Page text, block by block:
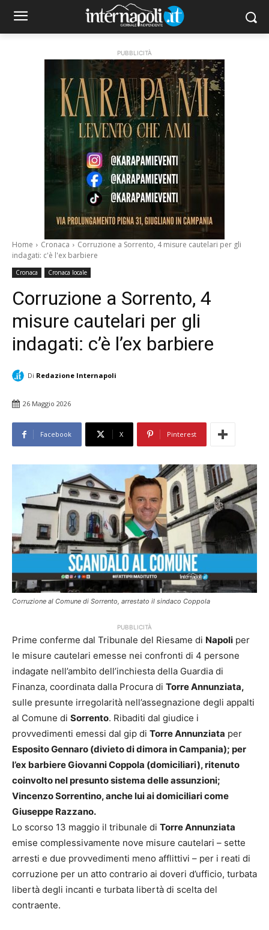
PUBBLICITÀ
Home Cronaca
Corruzione a Sorrento, 4 misure cautelari per gli
indagati: c'è l'ex barbiere
Cronaca Cronaca locale
Corruzione a Sorrento, 4
misure cautelari per gli
indagati: c’è l’ex barbiere
Di Redazione Internapoli
26 Maggio 2026
Facebook X Pinterest
Corruzione al Comune di Sorrento, arrestato il sindaco Coppola
PUBBLICITÀ
Prime conferme dal Tribunale del Riesame di Napoli per
le misure cautelari emesse nei confronti di 4 persone
indagate nell’ambito dell’inchiesta della Guardia di
Finanza, coordinata dalla Procura di Torre Annunziata,
sulle presunte irregolarità nell’assegnazione degli appalti
al Comune di Sorrento. Ribaditi dal giudice i
provvedimenti emessi dal gip di Torre Annunziata per
Esposito Gennaro (divieto di dimora in Campania); per
l’ex barbiere Giovanni Coppola (domiciliari), ritenuto
coinvolto nel presunto sistema delle assunzioni;
Vincenzo Sorrentino, anche lui ai domiciliari come
Giuseppe Razzano.
Lo scorso 13 maggio il tribunale di Torre Annunziata
emise complessivamente nove misure cautelari – sette
arresti e due provvedimenti meno afflittivi – per i reati di
corruzione per un atto contrario ai doveri d’ufficio, turbata
libertà degli incanti e turbata libertà di scelta del
contraente.